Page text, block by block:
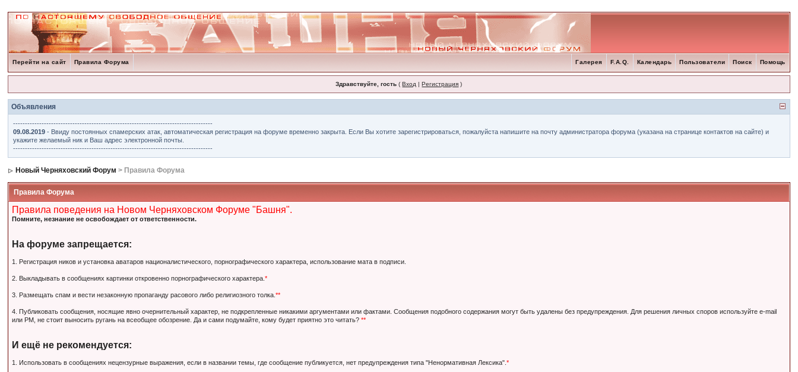
Перейти на сайт Правила Форума Помощь
Поиск
Пользователи
Календарь
F.A.Q.
Галерея
Здравствуйте, гость (Вход |Регистрация )
Объявления
------------------------------------------------------------------------------------
09.08.2019 - Ввиду постоянных спамерских атак, автоматическая регистрация на форуме временно закрыта. Если Вы хотите зарегистрироваться, пожалуйста напишите на почту администратора форума (указана на странице контактов на сайте) и
укажите желаемый ник и Ваш адрес электронной почты.
------------------------------------------------------------------------------------
Новый Черняховский Форум > Правила Форума
Правила Форума
Правила поведения на Новом Черняховском Форуме "Башня".
Помните, незнание не освобождает от ответственности.
На форуме запрещается:
1. Регистрация ников и установка аватаров националистического, порнографического характера, использование мата в подписи.
2. Выкладывать в сообщениях картинки откровенно порнографического характера.*
3. Размещать спам и вести незаконную пропаганду расового либо религиозного толка.**
4. Публиковать сообщения, носящие явно очернительный характер, не подкрепленные никакими аргументами или фактами. Сообщения подобного содержания могут быть удалены без предупреждения. Для решения личных споров используйте e-mail
или PM, не стоит выносить ругань на всеобщее обозрение. Да и сами подумайте, кому будет приятно это читать?**
И ещё не рекомендуется:
1. Использовать в сообщениях нецензурные выражения, если в названии темы, где сообщение публикуется, нет предупреждения типа "Ненормативная Лексика".*